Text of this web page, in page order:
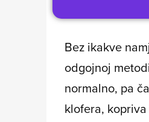
Bez ikakve
odgojnoj
normalno, pa
klofera,